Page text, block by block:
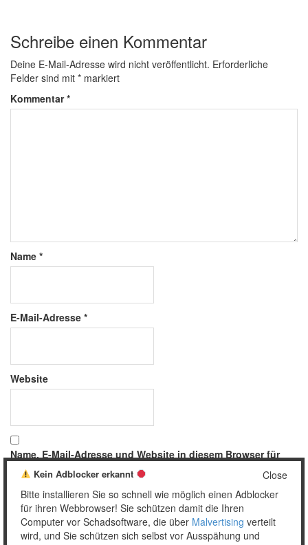
Schreibe einen Kommentar
Deine E-Mail-Adresse wird nicht veröffentlicht. Erforderliche
Felder sind mit * markiert
Kommentar*
Name *
E-Mail-Adresse *
Website
Name, E-Mail-Adresse und Website in diesem Browser für
meinen nächsten Kommentar speichern.
Close
Kein Adblocker erkannt
Bitte installieren Sie so schnell wie möglich einen Adblocker
für ihren Webbrowser! Sie schützen damit die Ihren
Computer vor Schadsoftware, die über Malvertising verteilt
wird, und Sie schützen sich selbst vor Ausspähung und